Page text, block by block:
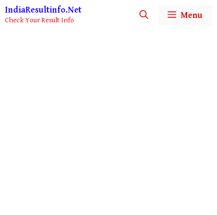
Skip
to
IndiaResultinfo.Net
Check Your Result Info Menu